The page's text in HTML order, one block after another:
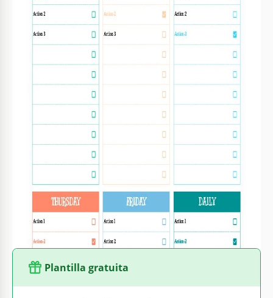
Características clave de esta plantilla
Período
Semanale Lista y lista de verificación Plantillas
Adecuado Para
Personal
Estilo
Bright
Sobre esta plantilla
No es tan difícil limpiar si tienes una lista con todas las
cosas que necesitas hacer. Nuestra plantilla es un
maravilloso ejemplo de tal lista. Puedes completarla con
todas las tareas que tienes en casa y dejar de preocuparte
por olvidar limpiar las ventanas o deshacerte del polvo en la
sala de estar. Prueba nuestra plantilla de lista de tareas
semanales
y úsala de forma gratuita siempre que quieras.
Plantilla gratuita